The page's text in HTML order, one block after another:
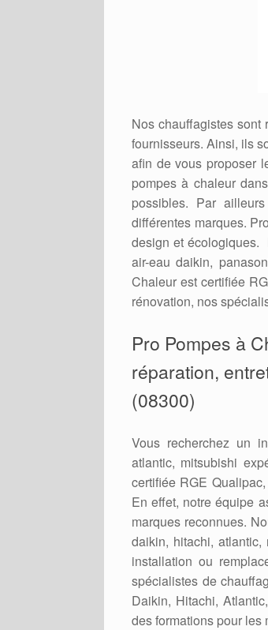
Nos chauffagistes sont
fournisseurs. Ainsi, ils
afin de vous proposer
pompes à chaleur
possibles. Par
différentes marques.
design et écologiques.
air-eau daikin,
Chaleur est certifiée
rénovation, nos
Pro Pompes à
réparation,
(08300)
Vous recherchez un
atlantic, mitsubishi
certifiée RGE
En effet, notre équipe
marques reconnues.
daikin, hitachi,
installation ou
spécialistes de
Daikin, Hitachi,
des formations pour les